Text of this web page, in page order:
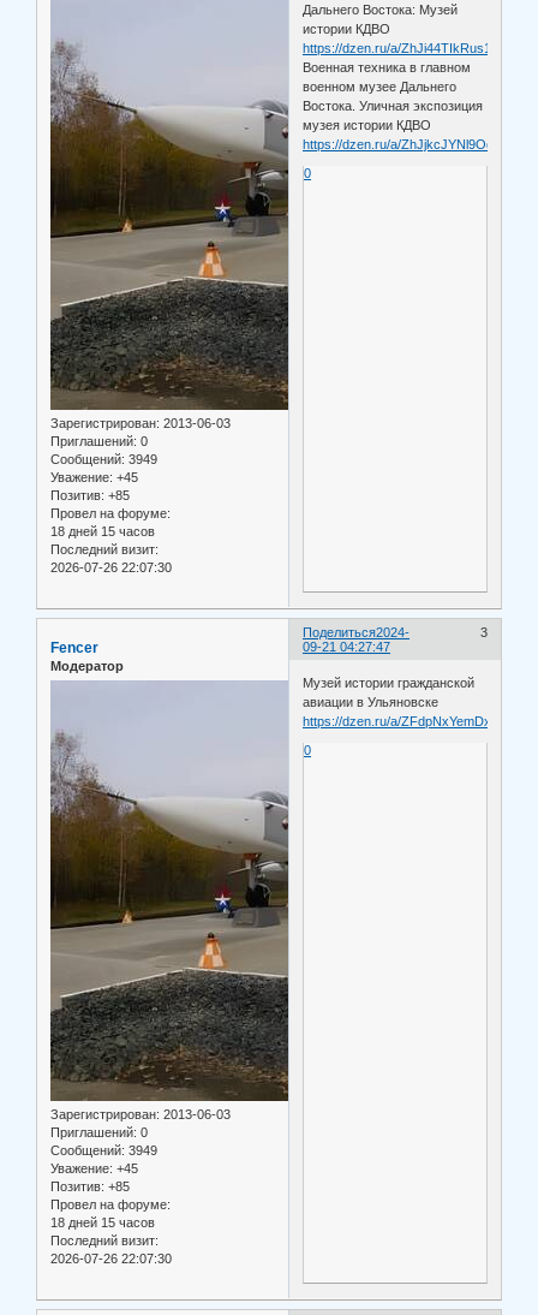
Зарегистрирован: 2013-06-03
Приглашений: 0
Сообщений: 3949
Уважение: +45
Позитив: +85
Провел на форуме:
18 дней 15 часов
Последний визит:
2026-07-26 22:07:30
Дальнего Востока: Музей
истории КДВО
https://dzen.ru/a/ZhJi44TIkRus1KKc
Военная техника в главном
военном музее Дальнего
Востока. Уличная экспозиция
музея истории КДВО
https://dzen.ru/a/ZhJjkcJYNl9OdEn_
0
Поделиться 3
2024-
09-21 04:27:47
Fencer
Модератор
Зарегистрирован: 2013-06-03
Приглашений: 0
Сообщений: 3949
Уважение: +45
Позитив: +85
Провел на форуме:
18 дней 15 часов
Последний визит:
2026-07-26 22:07:30
Музей истории гражданской
авиации в Ульяновске
https://dzen.ru/a/ZFdpNxYemDxrh8nE
0